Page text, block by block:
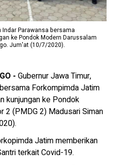
Parawansa bersama
ke Pondok Modern Darussalam
Jum'at (10/7/2020).
- Gubernur Jawa Timur,
Forkompimda Jatim
kunjungan ke Pondok
2 (PMDG 2) Madusari Siman
Jatim memberikan
terkait Covid-19.